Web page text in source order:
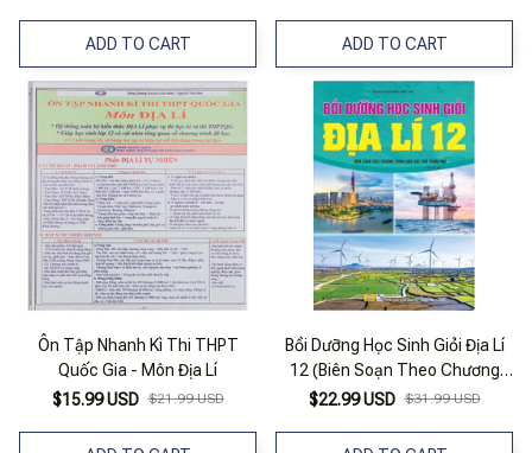
ADD TO CART ADD TO CART
Ôn Tập Nhanh Kì Thi THPT
Quốc Gia - Môn Địa Lí
$15.99 USD $21.99 USD
Bồi Dưỡng Học Sinh Giỏi Địa Lí
12 (Biên Soạn Theo Chương
Trình Giáo Dục Phổ Thông Mới)
$22.99 USD $31.99 USD